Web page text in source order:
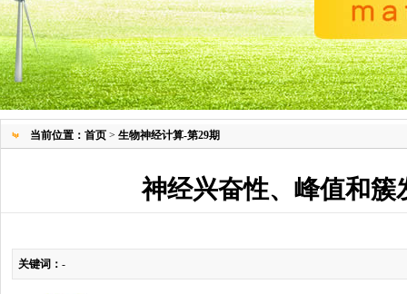
当前位置： 首页 > 生物神经计算-第29期
神经兴奋性、峰值和簇
关键词： -